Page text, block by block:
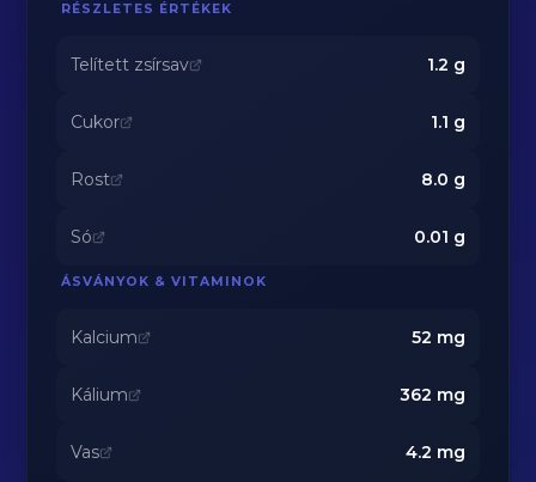
RÉSZLETES ÉRTÉKEK
Telített zsírsav 1.2 g
Cukor 1.1 g
Rost 8.0 g
Só 0.01 g
ÁSVÁNYOK & VITAMINOK
Kalcium 52 mg
Kálium 362 mg
Vas 4.2 mg